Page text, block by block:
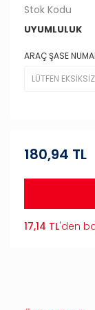
Stok Kodu
UYUMLULUK
ARAÇ ŞASE
180,94 TL
17,14 TL'den